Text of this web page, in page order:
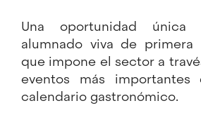
Una oportunidad
alumnado viva de
que impone el sector a
eventos más
calendario gastronómico.